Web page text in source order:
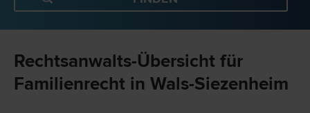
Rechtsanwalts-Übersicht für
Familienrecht in Wals-Siezenheim